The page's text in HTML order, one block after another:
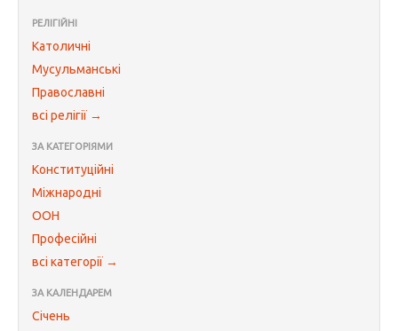
РЕЛІГІЙНІ
Католичні
Мусульманські
Православні
всі релігії →
ЗА КАТЕГОРІЯМИ
Конституційні
Міжнародні
ООН
Професійні
всі категорії →
ЗА КАЛЕНДАРЕМ
Січень